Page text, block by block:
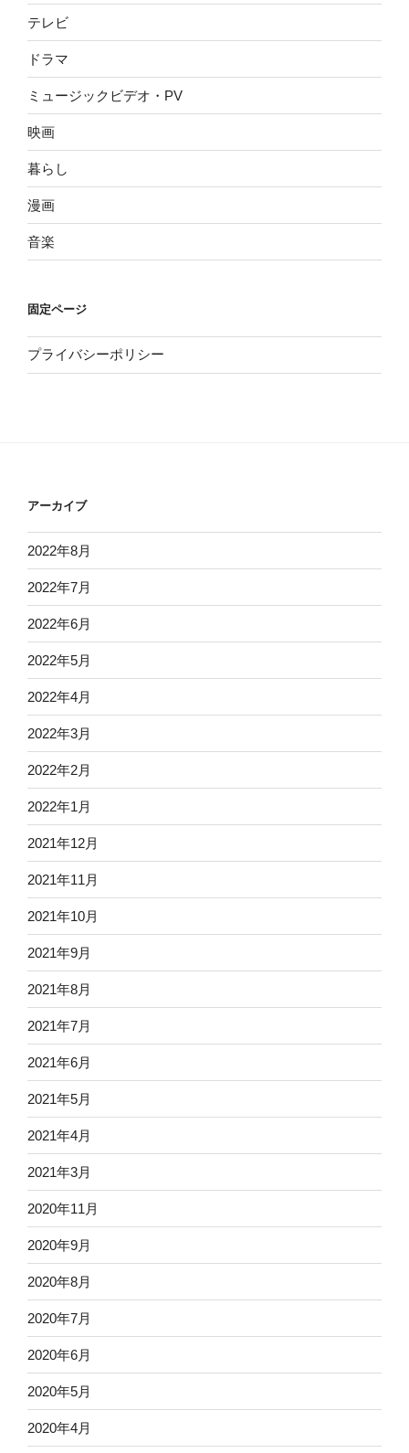
テレビ
ドラマ
ミュージックビデオ・PV
映画
暮らし
漫画
音楽
固定ページ
プライバシーポリシー
アーカイブ
2022年8月
2022年7月
2022年6月
2022年5月
2022年4月
2022年3月
2022年2月
2022年1月
2021年12月
2021年11月
2021年10月
2021年9月
2021年8月
2021年7月
2021年6月
2021年5月
2021年4月
2021年3月
2020年11月
2020年9月
2020年8月
2020年7月
2020年6月
2020年5月
2020年4月